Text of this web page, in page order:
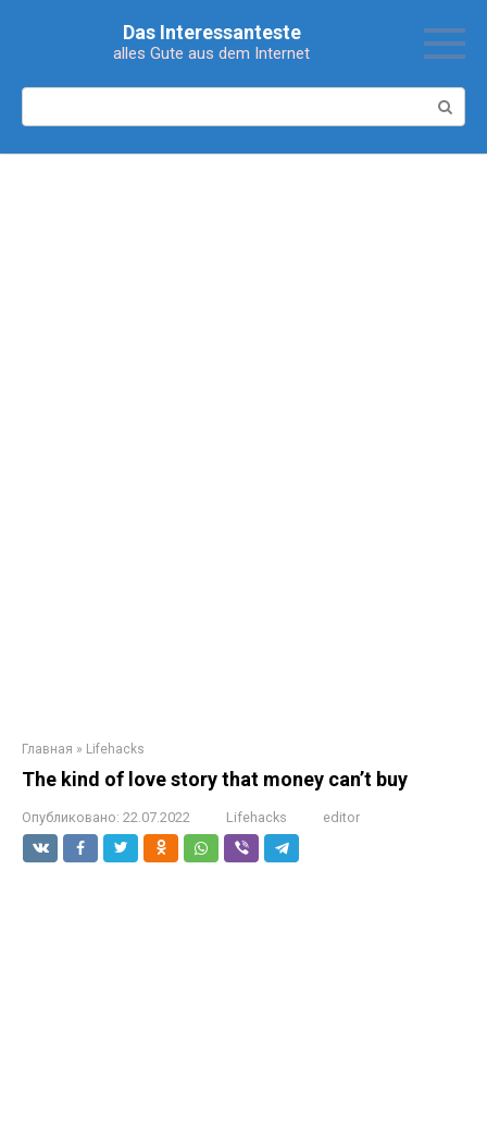
Das Interessanteste
alles Gute aus dem Internet
Главная » Lifehacks
The kind of love story that money can’t buy
Опубликовано: 22.07.2022 Lifehacks editor